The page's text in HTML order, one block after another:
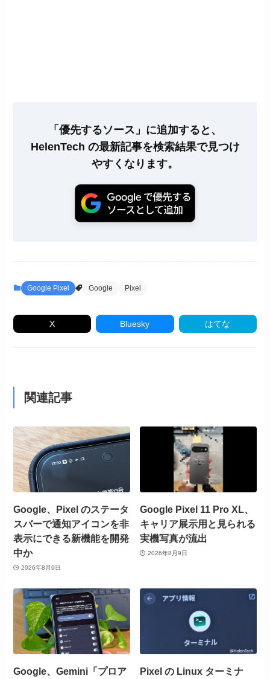
「優先するソース」に追加すると、
HelenTech の最新記事を検索結果で見つけ
やすくなります。
Google Pixel Google Pixel
X Bluesky はてな
関連記事
Google、Pixel のステータ
スバーで通知アイコンを非
表示にできる新機能を開発
中か
2026年8月9日
Google Pixel 11 Pro XL、
キャリア展示用と見られる
実機写真が流出
2026年8月9日
Google、Gemini「プロア
Pixel の Linux ターミナ